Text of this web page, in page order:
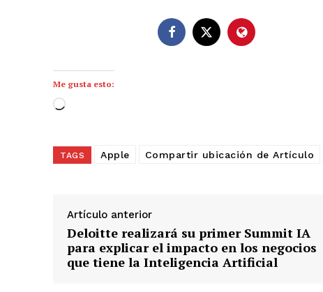
Me gusta esto:
C
g
d
o
.
TAGS Apple Compartir ubicación de Artículo
Artículo anterior
Deloitte realizará su primer Summit IA
para explicar el impacto en los negocios
que tiene la Inteligencia Artificial